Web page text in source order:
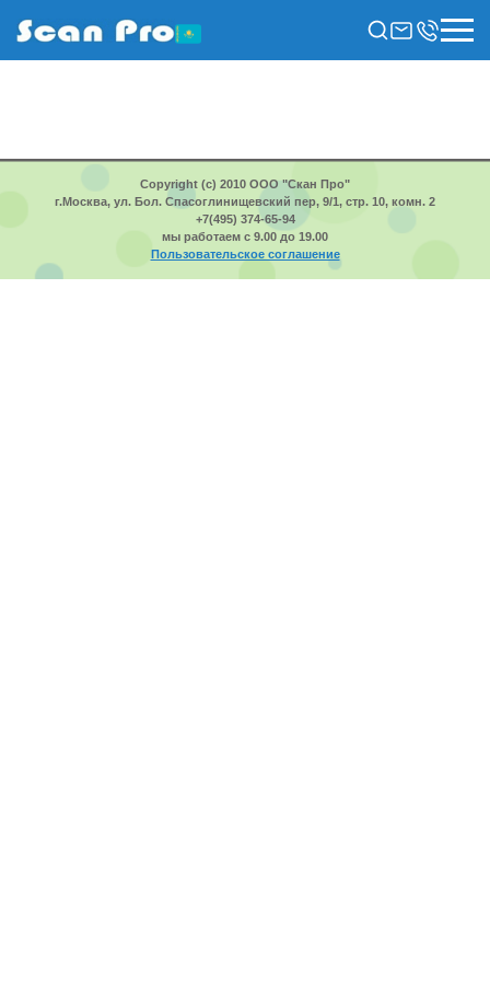
Copyright (c) 2010 ООО "Скан Про"
г.Москва, ул. Бол. Спасоглинищевский пер, 9/1, стр. 10, комн. 2
+7(495) 374-65-94
мы работаем с 9.00 до 19.00
Пользовательское соглашение